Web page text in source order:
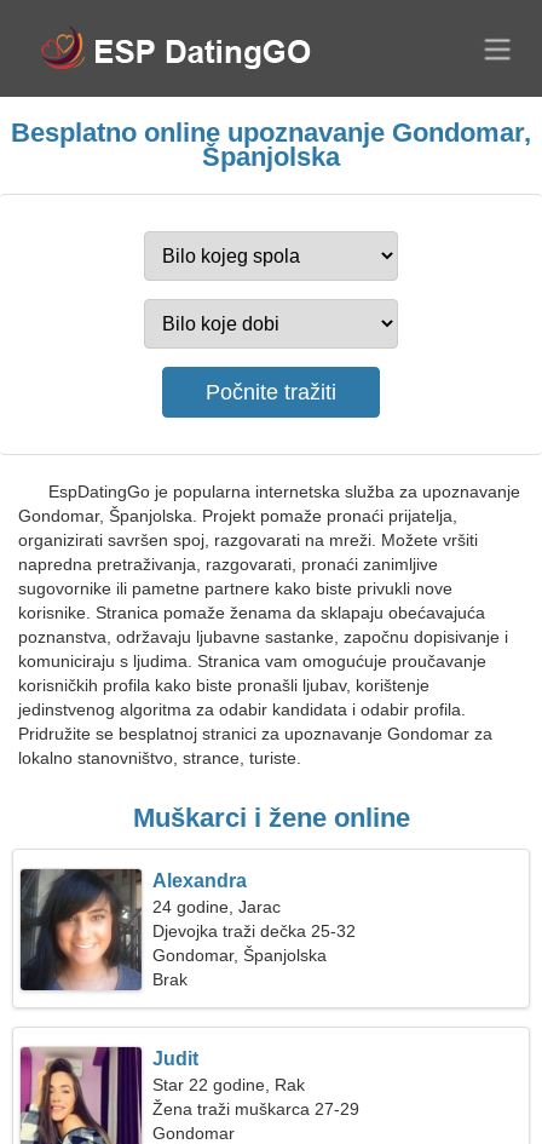
Besplatno online upoznavanje Gondomar,
Španjolska
EspDatingGo je popularna internetska služba za upoznavanje
Gondomar, Španjolska. Projekt pomaže pronaći prijatelja,
organizirati savršen spoj, razgovarati na mreži. Možete vršiti
napredna pretraživanja, razgovarati, pronaći zanimljive
sugovornike ili pametne partnere kako biste privukli nove
korisnike. Stranica pomaže ženama da sklapaju obećavajuća
poznanstva, održavaju ljubavne sastanke, započnu dopisivanje i
komuniciraju s ljudima. Stranica vam omogućuje proučavanje
korisničkih profila kako biste pronašli ljubav, korištenje
jedinstvenog algoritma za odabir kandidata i odabir profila.
Pridružite se besplatnoj stranici za upoznavanje Gondomar za
lokalno stanovništvo, strance, turiste.
Muškarci i žene online
Alexandra
24 godine, Jarac
Djevojka traži dečka 25-32
Gondomar, Španjolska
Brak
Judit
Star 22 godine, Rak
Žena traži muškarca 27-29
Gondomar